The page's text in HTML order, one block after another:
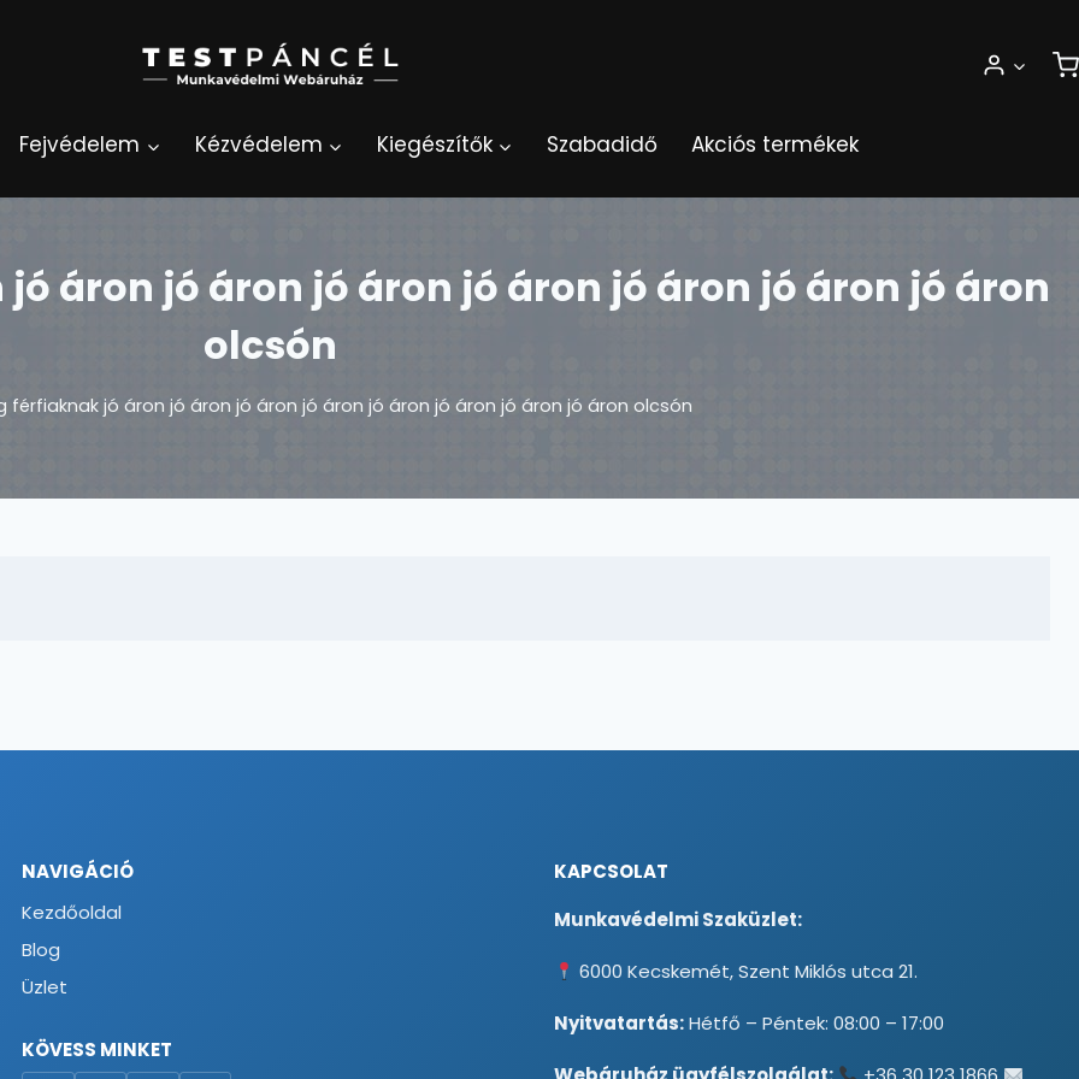
Fejvédelem Kézvédelem Kiegészítők Szabadidő Akciós termékek
áron jó áron jó áron jó áron jó áron jó áron jó áron
olcsón
férfiaknak jó áron jó áron jó áron jó áron jó áron jó áron jó áron jó áron olcsón
NAVIGÁCIÓ
Kezdőoldal
Blog
Üzlet
KÖVESS MINKET
KAPCSOLAT
Munkavédelmi Szaküzlet:
6000 Kecskemét, Szent Miklós utca 21.
Nyitvatartás:Hétfő – Péntek: 08:00 – 17:00